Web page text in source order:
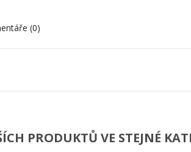
(0)
PRODUKTŮ VE STEJNÉ